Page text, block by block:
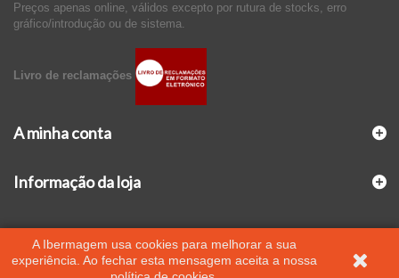
Preços apenas online, válidos excepto por rutura de stocks, erro
gráfico/introdução ou de sistema.
Livro de reclamações
A minha conta
Informação da loja
A Ibermagem usa cookies para melhorar a sua
experiência. Ao fechar esta mensagem aceita a nossa